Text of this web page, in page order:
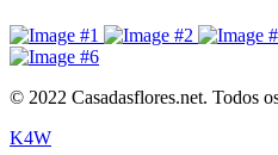
© 2022 Casadasflores.net. Todos
K4W